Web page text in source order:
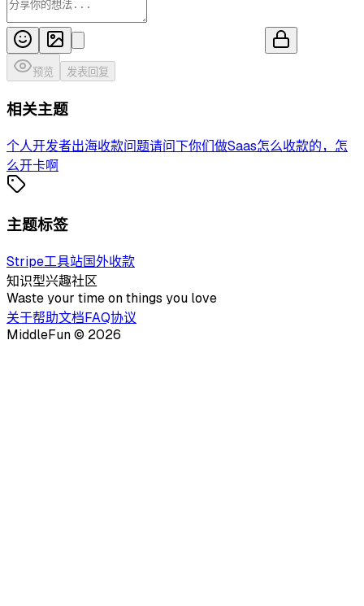
预览 发表回复
相关主题
个人开发者出海收款问题请问下你们做Saas怎么收款的，怎
么开卡啊
主题标签
Stripe工具站国外收款
知识型兴趣社区
Waste your time on things you love
关于帮助文档FAQ协议
MiddleFun © 2026